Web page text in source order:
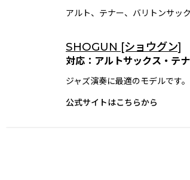
アルト、テナー、バリトンサッ
SHOGUN [ショウグン]
対応：アルトサックス・テ
ジャズ演奏に最適のモデルです
公式サイトはこちらから